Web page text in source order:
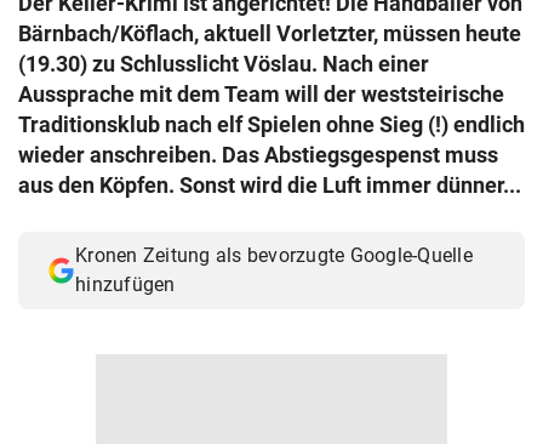
eingeben
© Krone Multimedia GmbH & Co KG 2026
Muthgasse 2, 1190 Wien
Bärnbach/Köflach, aktuell Vorletzter, müssen heute
(19.30) zu Schlusslicht Vöslau. Nach einer
Aussprache mit dem Team will der weststeirische
Traditionsklub nach elf Spielen ohne Sieg (!) endlich
wieder anschreiben. Das Abstiegsgespenst muss
aus den Köpfen. Sonst wird die Luft immer dünner...
Kronen Zeitung als bevorzugte Google-Quelle
hinzufügen